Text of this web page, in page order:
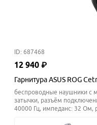
ID: 687468
12 940 ₽
Гарнитура ASUS ROG
беспроводные наушники с
затычки, разъём
40000 Гц, импеданс: 32 Ом,